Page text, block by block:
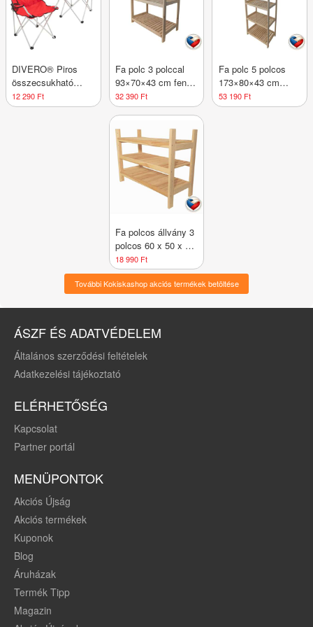
DIVERO® Piros
összecsukható
kempingszék
készlet italtartóval
12 290 Ft
Fa polc 3 polccal
93×70×43 cm fenyő
cseh gyártmány
32 390 Ft
Fa polc 5 polcos
173×80×43 cm
fenyő cseh
gyártmány
53 190 Ft
Fa polcos állvány 3
polcos 60 x 50 x 33
cm cseh gyártmány
18 990 Ft
További Kokiskashop akciós termékek betöltése
ÁSZF ÉS ADATVÉDELEM
Általános szerződési feltételek
Adatkezelési tájékoztató
ELÉRHETŐSÉG
Kapcsolat
Partner portál
MENÜPONTOK
Akciós Újság
Akciós termékek
Kuponok
Blog
Áruházak
Termék Tipp
Magazin